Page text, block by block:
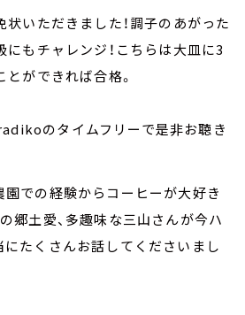
いただきました！調子のあがった
にもチャレンジ！こちらは大皿に3
とができれば合格。
のタイムフリーで是非お聴き
での経験からコーヒーが大好き
郷土愛、多趣味な三山さんが今ハ
たくさんお話してくださいまし